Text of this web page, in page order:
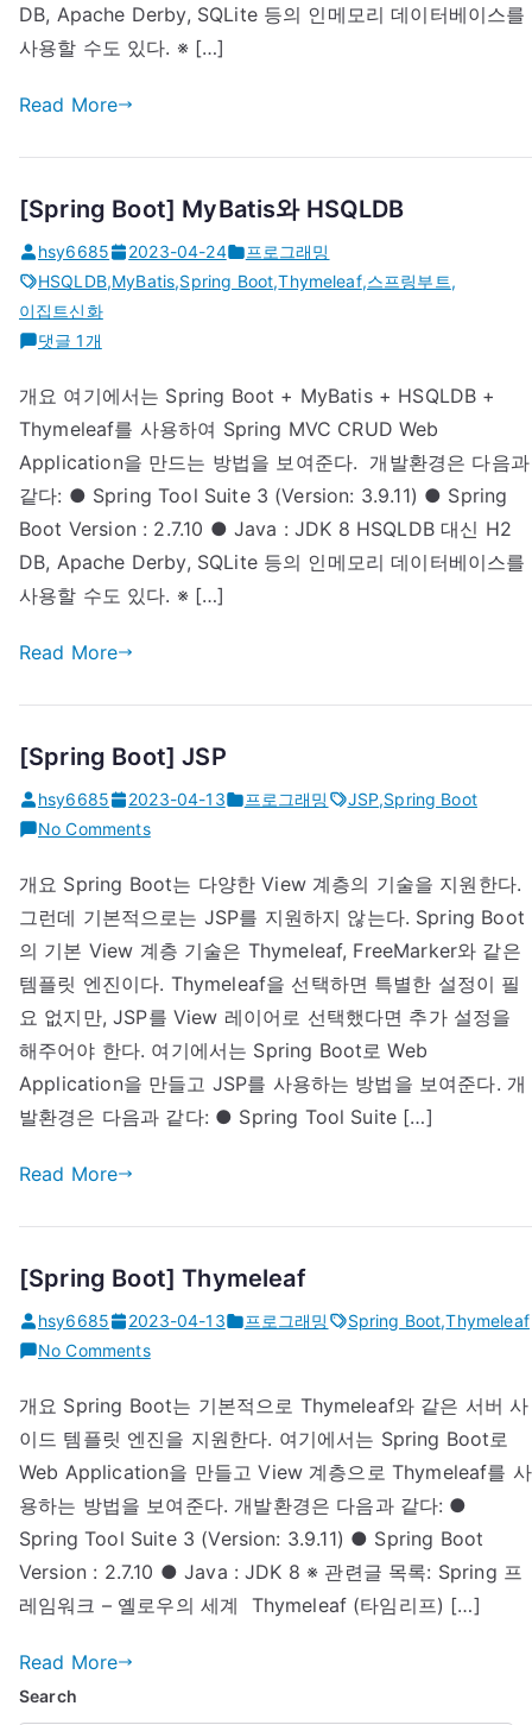
DB, Apache Derby, SQLite 등의 인메모리 데이터베이스를
사용할 수도 있다. ※ […]
Read More
[Spring Boot] MyBatis와 HSQLDB
hsy6685 2023-04-24
프로그래밍
HSQLDB,MyBatis,Spring Boot,Thymeleaf,스프링부트,
이집트신화
[Spring
MyBatis
와
HSQLDB
에
댓글 1개
개요 여기에서는 Spring Boot + MyBatis + HSQLDB +
Thymeleaf를 사용하여 Spring MVC CRUD Web
Application을 만드는 방법을 보여준다. ​ 개발환경은 다음과
같다: ● Spring Tool Suite 3 (Version: 3.9.11) ● Spring
Boot Version : 2.7.10 ● Java : JDK 8 HSQLDB 대신 H2
DB, Apache Derby, SQLite 등의 인메모리 데이터베이스를
사용할 수도 있다. ※ […]
Read More
[Spring Boot] JSP
hsy6685 2023-04-13 프로그래밍 JSP,Spring Boot
No Commentson
Boot]
JSP
개요 Spring Boot는 다양한 View 계층의 기술을 지원한다.
그런데 기본적으로는 JSP를 지원하지 않는다. Spring Boot
의 기본 View 계층 기술은 Thymeleaf, FreeMarker와 같은
템플릿 엔진이다. Thymeleaf을 선택하면 특별한 설정이 필
요 없지만, JSP를 View 레이어로 선택했다면 추가 설정을
해주어야 한다. 여기에서는 Spring Boot로 Web
Application을 만들고 JSP를 사용하는 방법을 보여준다. 개
발환경은 다음과 같다: ● Spring Tool Suite […]
Read More
[Spring Boot] Thymeleaf
hsy6685 2023-04-13 프로그래밍 Spring Boot,Thymeleaf
No Commentson
Boot]
Thymeleaf
개요 Spring Boot는 기본적으로 Thymeleaf와 같은 서버 사
이드 템플릿 엔진을 지원한다. 여기에서는 Spring Boot로
Web Application을 만들고 View 계층으로 Thymeleaf를 사
용하는 방법을 보여준다. 개발환경은 다음과 같다: ●
Spring Tool Suite 3 (Version: 3.9.11) ● Spring Boot
Version : 2.7.10 ● Java : JDK 8 ※ 관련글 목록: Spring 프
레임워크 – 옐로우의 세계 ​ Thymeleaf (타임리프) […]
Read More
Search